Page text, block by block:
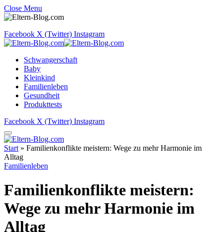
Close Menu
Facebook X (Twitter) Instagram
Schwangerschaft
Baby
Kleinkind
Familienleben
Gesundheit
Produkttests
Facebook X (Twitter) Instagram
Start » Familienkonflikte meistern: Wege zu mehr Harmonie im
Alltag
Familienleben
Familienkonflikte meistern:
Wege zu mehr Harmonie im
Alltag